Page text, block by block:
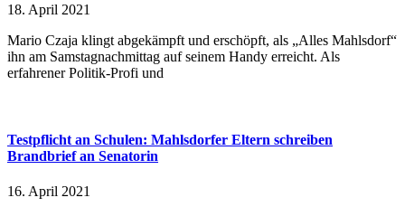
18. April 2021
Mario Czaja klingt abgekämpft und erschöpft, als „Alles Mahlsdorf“
ihn am Samstagnachmittag auf seinem Handy erreicht. Als
erfahrener Politik-Profi und
Testpflicht an Schulen: Mahlsdorfer Eltern schreiben
Brandbrief an Senatorin
16. April 2021